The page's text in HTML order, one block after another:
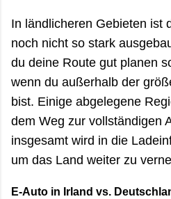
In ländlicheren Gebieten ist
noch nicht so stark
du deine Route gut planen
wenn du außerhalb der
bist. Einige abgelegene
dem Weg zur vollständigen
insgesamt wird in die
um das Land weiter zu
E-Auto in Irland vs.